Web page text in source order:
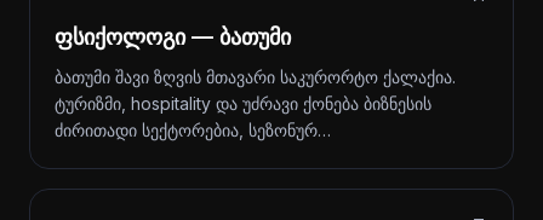
ფსიქოლოგი — ბათუმი
ბათუმი შავი ზღვის მთავარი საკურორტო ქალაქია.
ტურიზმი, hospitality და უძრავი ქონება ბიზნესის
ძირითადი სექტორებია, სეზონურ…